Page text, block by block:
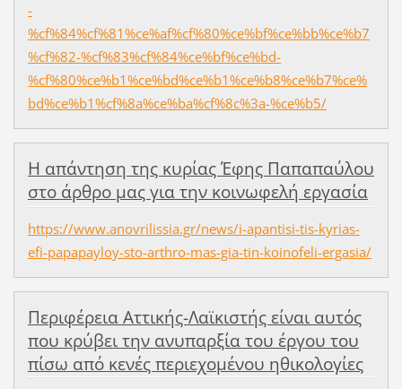
-
%cf%84%cf%81%ce%af%cf%80%ce%bf%ce%bb%ce%b7
%cf%82-%cf%83%cf%84%ce%bf%ce%bd-
%cf%80%ce%b1%ce%bd%ce%b1%ce%b8%ce%b7%ce%
bd%ce%b1%cf%8a%ce%ba%cf%8c%3a-%ce%b5/
Η απάντηση της κυρίας Έφης Παπαπαύλου
στο άρθρο μας για την κοινωφελή εργασία
https://www.anovrilissia.gr/news/i-apantisi-tis-kyrias-
efi-papapayloy-sto-arthro-mas-gia-tin-koinofeli-ergasia/
Περιφέρεια Αττικής-Λαϊκιστής είναι αυτός
που κρύβει την ανυπαρξία του έργου του
πίσω από κενές περιεχομένου ηθικολογίες